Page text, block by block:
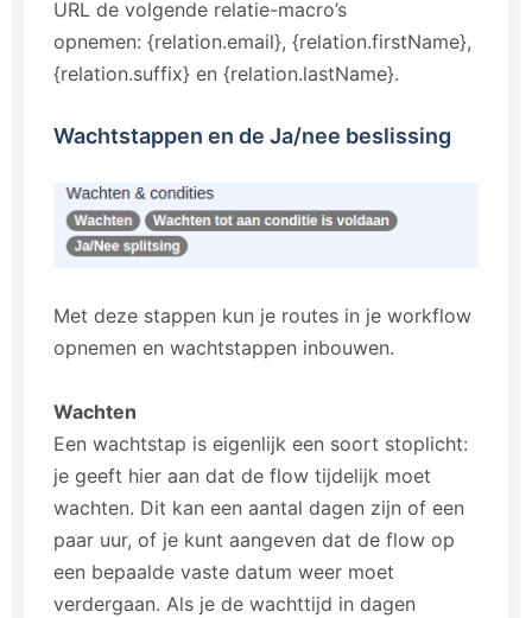
URL de volgende relatie-macro’s
opnemen: {relation.email}, {relation.firstName},
{relation.suffix} en {relation.lastName}.
Wachtstappen en de Ja/nee beslissing
Met deze stappen kun je routes in je workflow
opnemen en wachtstappen inbouwen.
Wachten
Een wachtstap is eigenlijk een soort stoplicht:
je geeft hier aan dat de flow tijdelijk moet
wachten. Dit kan een aantal dagen zijn of een
paar uur, of je kunt aangeven dat de flow op
een bepaalde vaste datum weer moet
verdergaan. Als je de wachttijd in dagen